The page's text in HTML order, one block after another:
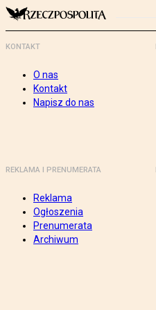
KONTAKT
O nas
Kontakt
Napisz do nas
REKLAMA I PRENUMERATA
Reklama
Ogłoszenia
Prenumerata
Archiwum